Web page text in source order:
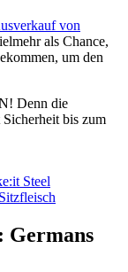
von
als Chance,
um den
Denn die
bis zum
Steel
Germans